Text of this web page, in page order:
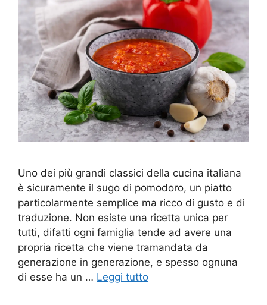
Uno dei più grandi classici della cucina italiana
è sicuramente il sugo di pomodoro, un piatto
particolarmente semplice ma ricco di gusto e di
traduzione. Non esiste una ricetta unica per
tutti, difatti ogni famiglia tende ad avere una
propria ricetta che viene tramandata da
generazione in generazione, e spesso ognuna
di esse ha un … Leggi tutto